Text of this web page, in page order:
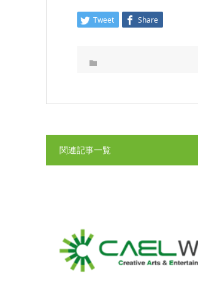
Tweet Share
関連記事一覧